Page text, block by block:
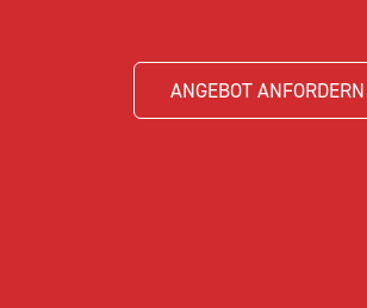
ANGEBOT ANFORDERN